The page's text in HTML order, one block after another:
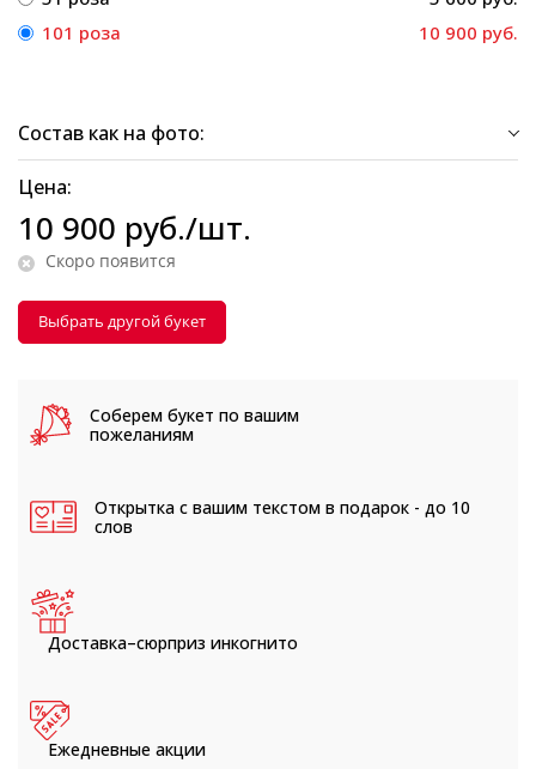
101 роза
10 900 руб.
Состав как на фото:
Цена:
10 900 руб./шт.
Скоро появится
Выбрать другой букет
Соберем букет по вашим
пожеланиям
Открытка с вашим текстом в подарок - до 10
слов
Доставка–сюрприз инкогнито
Ежедневные акции